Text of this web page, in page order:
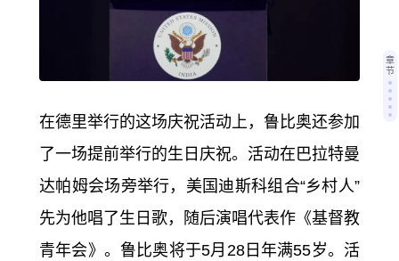
在德里举行的这场庆祝活动上，鲁比奥还参加
了一场提前举行的生日庆祝。活动在巴拉特曼
达帕姆会场旁举行，美国迪斯科组合“乡村人”
先为他唱了生日歌，随后演唱代表作《基督教
青年会》。鲁比奥将于5月28日年满55岁。活
章
节